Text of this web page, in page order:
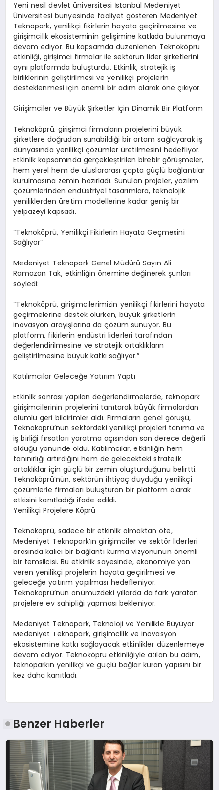
Yeni nesil devlet üniversitesi İstanbul Medeniyet
Üniversitesi bünyesinde faaliyet gösteren Medeniyet
Teknopark, yenilikçi fikirlerin hayata geçirilmesine ve
girişimcilik ekosisteminin gelişimine katkıda bulunmaya
devam ediyor. Bu kapsamda düzenlenen Teknoköprü
etkinliği, girişimci firmalar ile sektörün lider şirketlerini
aynı platformda buluşturdu. Etkinlik, stratejik iş
birliklerinin geliştirilmesi ve yenilikçi projelerin
desteklenmesi için önemli bir adım olarak öne çıkıyor.
Girişimciler ve Büyük Şirketler İçin Dinamik Bir Platform
Teknoköprü, girişimci firmaların projelerini büyük
şirketlere doğrudan sunabildiği bir ortam sağlayarak iş
dünyasında yenilikçi çözümler üretilmesini hedefliyor.
Etkinlik kapsamında gerçekleştirilen birebir görüşmeler,
hem yerel hem de uluslararası çapta güçlü bağlantılar
kurulmasına zemin hazırladı. Sunulan projeler, yazılım
çözümlerinden endüstriyel tasarımlara, teknolojik
yeniliklerden üretim modellerine kadar geniş bir
yelpazeyi kapsadı.
“Teknoköprü, Yenilikçi Fikirlerin Hayata Geçmesini
Sağlıyor”
Medeniyet Teknopark Genel Müdürü Sayın Ali
Ramazan Tak, etkinliğin önemine değinerek şunları
söyledi:
“Teknoköprü, girişimcilerimizin yenilikçi fikirlerini hayata
geçirmelerine destek olurken, büyük şirketlerin
inovasyon arayışlarına da çözüm sunuyor. Bu
platform, fikirlerin endüstri liderleri tarafından
değerlendirilmesine ve stratejik ortaklıkların
geliştirilmesine büyük katkı sağlıyor.”
Katılımcılar Geleceğe Yatırım Yaptı
Etkinlik sonrası yapılan değerlendirmelerde, teknopark
girişimcilerinin projelerini tanıtarak büyük firmalardan
olumlu geri bildirimler aldı. Firmaların genel görüşü,
Teknoköprü’nün sektördeki yenilikçi projeleri tanıma ve
iş birliği fırsatları yaratma açısından son derece değerli
olduğu yönünde oldu. Katılımcılar, etkinliğin hem
tanınırlığı artırdığını hem de gelecekteki stratejik
ortaklıklar için güçlü bir zemin oluşturduğunu belirtti.
Teknoköprü’nün, sektörün ihtiyaç duyduğu yenilikçi
çözümlerle firmaları buluşturan bir platform olarak
etkisini kanıtladığı ifade edildi.
Yenilikçi Projelere Köprü
Teknoköprü, sadece bir etkinlik olmaktan öte,
Medeniyet Teknopark’ın girişimciler ve sektör liderleri
arasında kalıcı bir bağlantı kurma vizyonunun önemli
bir temsilcisi. Bu etkinlik sayesinde, ekonomiye yön
veren yenilikçi projelerin hayata geçirilmesi ve
geleceğe yatırım yapılması hedefleniyor.
Teknoköprü’nün önümüzdeki yıllarda da fark yaratan
projelere ev sahipliği yapması bekleniyor.
Medeniyet Teknopark, Teknoloji ve Yenilikle Büyüyor
Medeniyet Teknopark, girişimcilik ve inovasyon
ekosistemine katkı sağlayacak etkinlikler düzenlemeye
devam ediyor. Teknoköprü etkinliğiyle atılan bu adım,
teknoparkın yenilikçi ve güçlü bağlar kuran yapısını bir
kez daha kanıtladı.
Benzer Haberler